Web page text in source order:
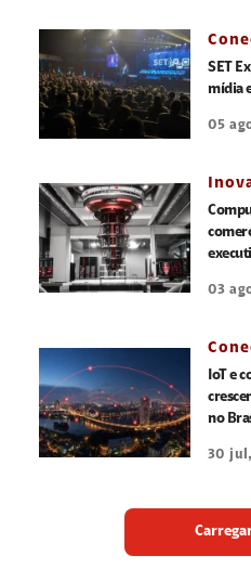
SET
mídia
05
03
IoT e
no
30